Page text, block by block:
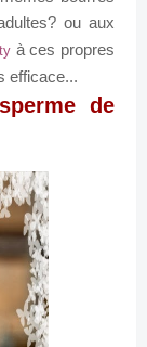
ou aux
à ces propres
efficace...
de